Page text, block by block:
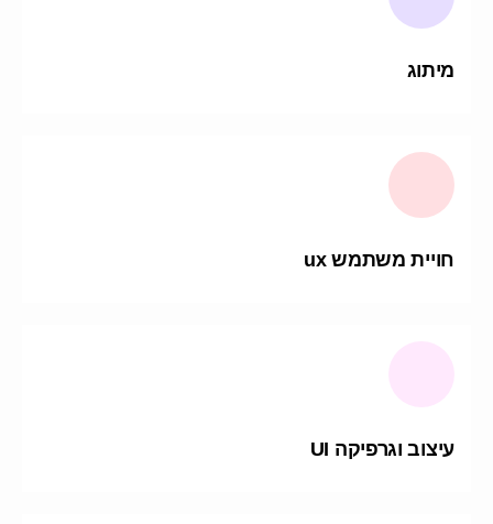
מיתוג
חויית משתמש ux
עיצוב וגרפיקה UI